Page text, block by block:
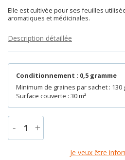
Elle est cultivée pour ses feuilles
aromatiques et médicinales.
Description détaillée
Conditionnement : 0,5 gramme
Minimum de graines par sachet : 130
Surface couverte : 30 m²
- 1 +
Je veux être